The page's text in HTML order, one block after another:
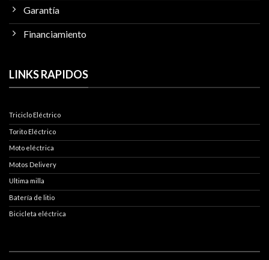
Garantía
Financiamiento
LINKS RAPIDOS
Triciclo Eléctrico
Torito Eléctrico
Moto eléctrica
Motos Delivery
Ultima milla
Batería de litio
Bicicleta eléctrica